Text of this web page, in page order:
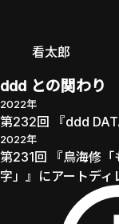
看太郎
ddd との関わり
2022年
第232回 『ddd
2022年
第231回 『鳥海修
字」』にアートデ